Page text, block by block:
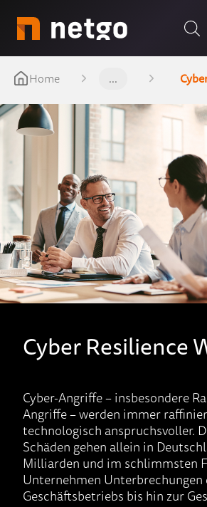
Home ...
Cyber Resilience
Cyber-Angriffe – insbesondere
Angriffe – werden immer
technologisch anspruchsvoller.
Schäden gehen allein in
Milliarden und im schlimmsten
Unternehmen Unterbrechungen
Geschäftsbetriebs bis hin zur